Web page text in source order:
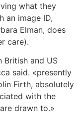
what they
an image ID,
Elman, does
care).
British and US
said. «presently
Firth, absolutely
with the
drawn to.»